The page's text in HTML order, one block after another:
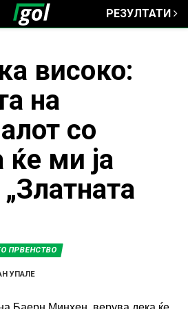
РЕЗУЛТАТИ
високо:
на
со
ќе ми ја
ПРВЕНСТВО
УПАЛЕ